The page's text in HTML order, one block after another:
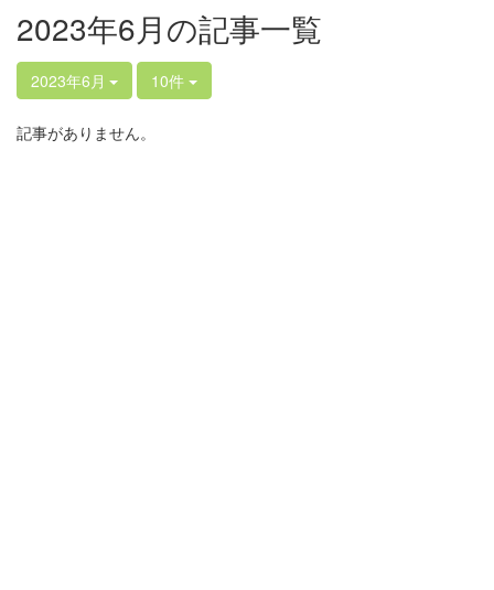
2023年6月の記事一覧
2023年6月 10件
記事がありません。